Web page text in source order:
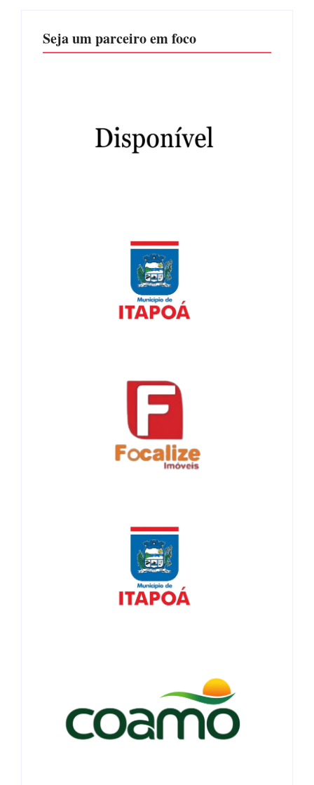
Seja um parceiro em foco